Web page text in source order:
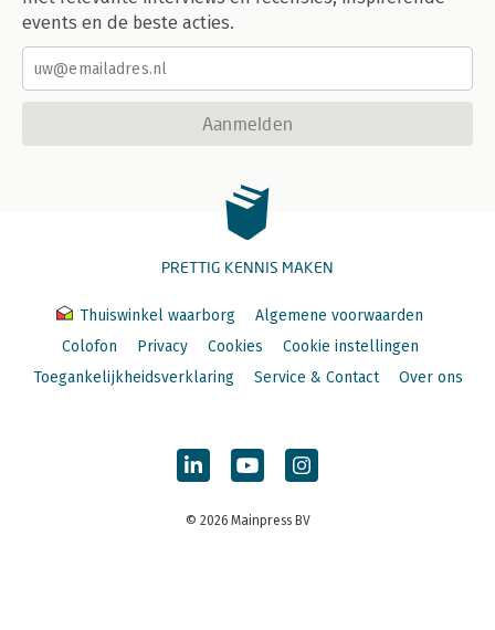
events en de beste acties.
Aanmelden
PRETTIG KENNIS MAKEN
Thuiswinkel waarborg
Algemene voorwaarden
Colofon
Privacy Cookies
Cookie instellingen
Toegankelijkheidsverklaring
Service & Contact Over ons
© 2026 Mainpress BV